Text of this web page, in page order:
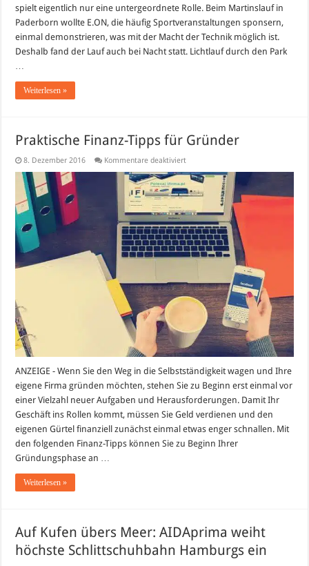
spielt eigentlich nur eine untergeordnete Rolle. Beim Martinslauf in
Paderborn wollte E.ON, die häufig Sportveranstaltungen sponsern,
einmal demonstrieren, was mit der Macht der Technik möglich ist.
Deshalb fand der Lauf auch bei Nacht statt. Lichtlauf durch den Park
Weiterlesen »
Praktische Finanz-Tipps für Gründer
8. Dezember 2016 Kommentare deaktiviertfür
Finanz-
Tipps
für
ANZEIGE - Wenn Sie den Weg in die Selbstständigkeit wagen und Ihre
eigene Firma gründen möchten, stehen Sie zu Beginn erst einmal vor
einer Vielzahl neuer Aufgaben und Herausforderungen. Damit Ihr
Geschäft ins Rollen kommt, müssen Sie Geld verdienen und den
eigenen Gürtel finanziell zunächst einmal etwas enger schnallen. Mit
den folgenden Finanz-Tipps können Sie zu Beginn Ihrer
Gründungsphase an …
Weiterlesen »
Auf Kufen übers Meer: AIDAprima weiht
höchste Schlittschuhbahn Hamburgs ein